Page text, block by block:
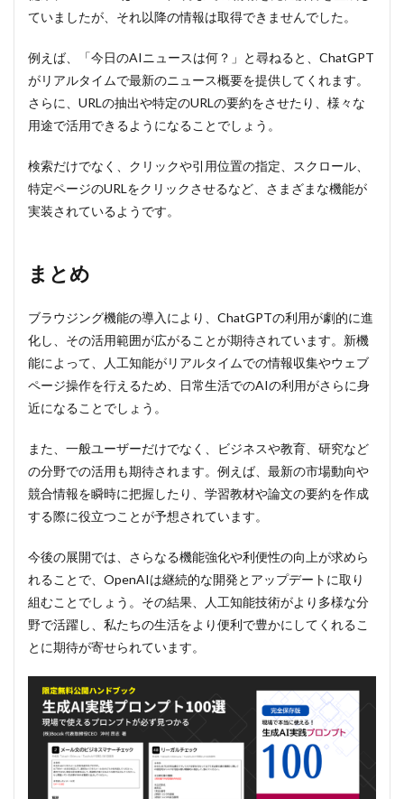
ていましたが、それ以降の情報は取得できませんでした。
例えば、「今日のAIニュースは何？」と尋ねると、ChatGPT
がリアルタイムで最新のニュース概要を提供してくれます。
さらに、URLの抽出や特定のURLの要約をさせたり、様々な
用途で活用できるようになることでしょう。
検索だけでなく、クリックや引用位置の指定、スクロール、
特定ページのURLをクリックさせるなど、さまざまな機能が
実装されているようです。
まとめ
ブラウジング機能の導入により、ChatGPTの利用が劇的に進
化し、その活用範囲が広がることが期待されています。新機
能によって、人工知能がリアルタイムでの情報収集やウェブ
ページ操作を行えるため、日常生活でのAIの利用がさらに身
近になることでしょう。
また、一般ユーザーだけでなく、ビジネスや教育、研究など
の分野での活用も期待されます。例えば、最新の市場動向や
競合情報を瞬時に把握したり、学習教材や論文の要約を作成
する際に役立つことが予想されています。
今後の展開では、さらなる機能強化や利便性の向上が求めら
れることで、OpenAIは継続的な開発とアップデートに取り
組むことでしょう。その結果、人工知能技術がより多様な分
野で活躍し、私たちの生活をより便利で豊かにしてくれるこ
とに期待が寄せられています。